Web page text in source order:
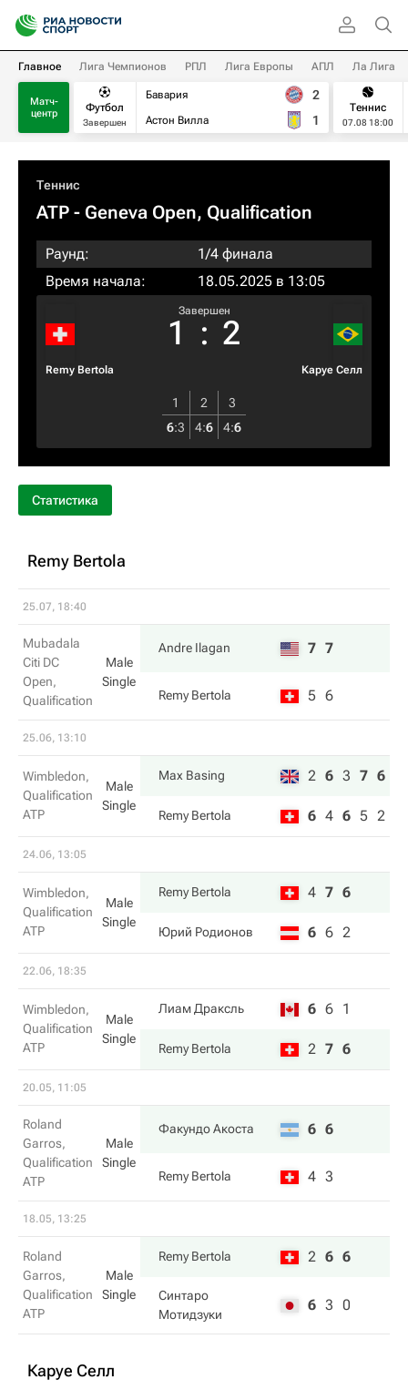
Главное Лига Чемпионов РПЛ Лига Европы АПЛ Ла Лига
Матч-
центр
Футбол
Завершен
Бавария
Астон Вилла
2
1
Теннис
07.08 18:00
Теннис
ATP - Geneva Open, Qualification
Раунд:
1/4 финала
Время начала:
18.05.2025 в 13:05
Remy Bertola
Завершен
1 : 2
Каруе Селл
1 2
3
6:3 4:6 4:6
Статистика
Remy Bertola
25.07, 18:40
Mubadala
Citi DC
Open,
Qualification
Male
Single
Andre Ilagan 7 7
Remy Bertola 5 6
25.06, 13:10
Wimbledon,
Qualification
ATP
Male
Single
Max Basing 2 6 3 7 6
Remy Bertola 6 4 6 5 2
24.06, 13:05
Wimbledon,
Qualification
ATP
Male
Single
Remy Bertola 4 7 6
Юрий Родионов 6 6 2
22.06, 18:35
Wimbledon,
Qualification
ATP
Male
Single
Лиам Драксль 6 6 1
Remy Bertola 2 7 6
20.05, 11:05
Roland
Garros,
Qualification
ATP
Male
Single
Факундо Акоста 6 6
Remy Bertola 4 3
18.05, 13:25
Roland
Garros,
Qualification
ATP
Male
Single
Remy Bertola 2 6 6
Синтаро
Мотидзуки
6 3 0
Каруе Селл